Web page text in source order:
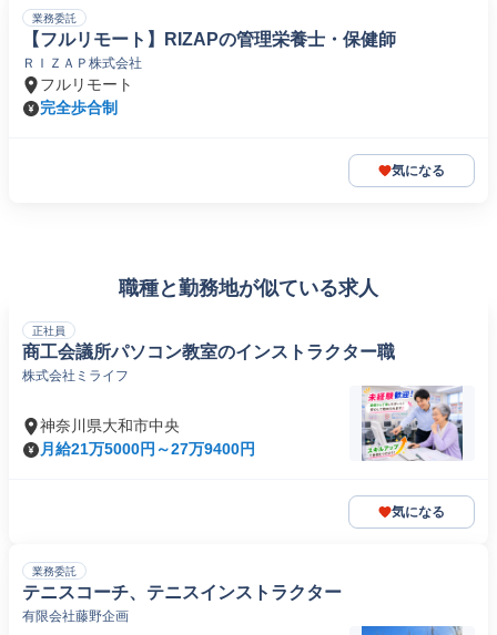
業務委託
【フルリモート】RIZAPの管理栄養士・保健師
ＲＩＺＡＰ株式会社
フルリモート
完全歩合制
気になる
職種と勤務地が似ている求人
正社員
商工会議所パソコン教室のインストラクター職
株式会社ミライフ
神奈川県大和市中央
月給21万5000円～27万9400円
気になる
業務委託
テニスコーチ、テニスインストラクター
有限会社藤野企画